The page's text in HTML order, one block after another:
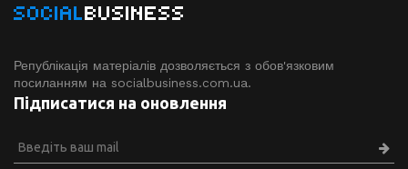
SOCIALBUSINESS
Републікація матеріалів дозволяється з обов'язковим
посиланням на socialbusiness.com.ua.
Підписатися на оновлення